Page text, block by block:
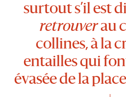
surtout s’il est
retrouverau
collines, à la
entailles qui
évasée de la